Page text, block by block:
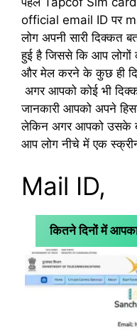
official email ID पर
लोग अपनी सारी दिक्कत
हुई है जिससे कि आप
और मेल करने के कुछ ही
अगर आपको कोई भी
जानकारी आपको अपने
लेकिन अगर आपको उसके
आप लोग नीचे में एक
Mail ID,
कितने दिनों में